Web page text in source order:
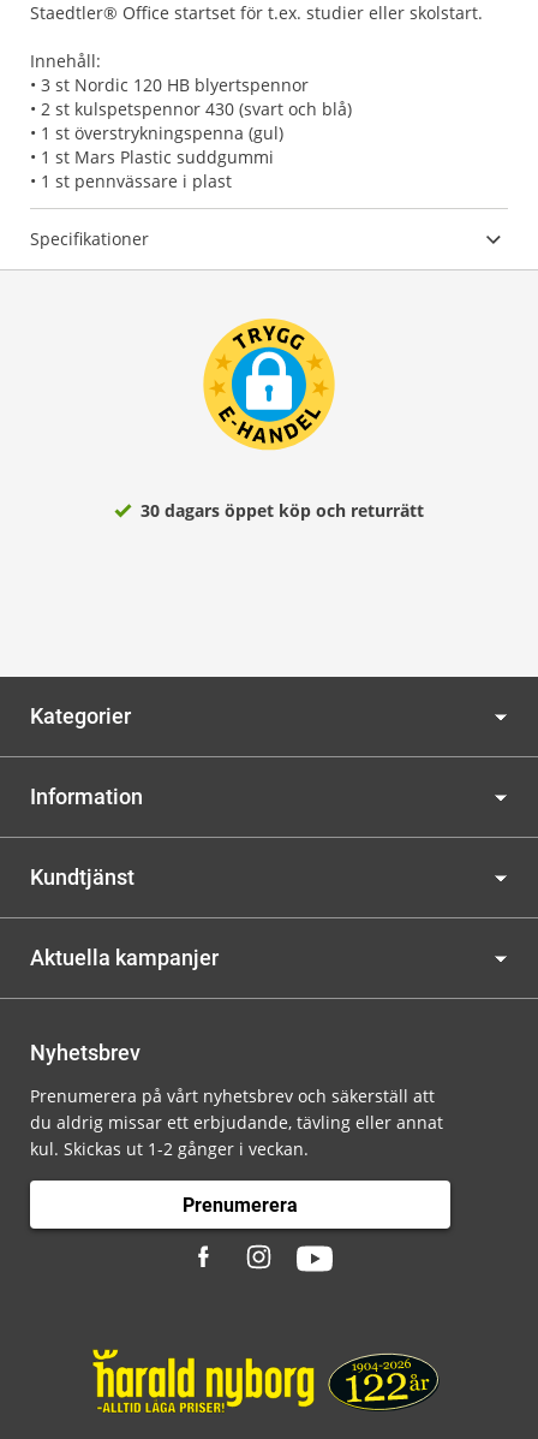
Staedtler® Office startset för t.ex. studier eller skolstart.
Innehåll:
• 3 st Nordic 120 HB blyertspennor
• 2 st kulspetspennor 430 (svart och blå)
• 1 st överstrykningspenna (gul)
• 1 st Mars Plastic suddgummi
• 1 st pennvässare i plast
Specifikationer
30 dagars öppet köp och returrätt
Kategorier
Information
Kundtjänst
Aktuella kampanjer
Nyhetsbrev
Prenumerera på vårt nyhetsbrev och säkerställ att
du aldrig missar ett erbjudande, tävling eller annat
kul. Skickas ut 1-2 gånger i veckan.
Prenumerera